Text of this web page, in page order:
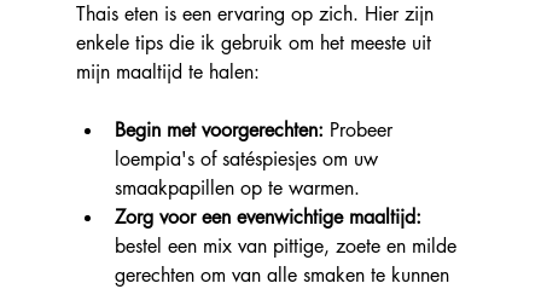
Thais eten is een ervaring op zich. Hier zijn
enkele tips die ik gebruik om het meeste uit
mijn maaltijd te halen:
Begin met voorgerechten: Probeer
loempia's of satéspiesjes om uw
smaakpapillen op te warmen.
Zorg voor een evenwichtige maaltijd:
bestel een mix van pittige, zoete en milde
gerechten om van alle smaken te kunnen